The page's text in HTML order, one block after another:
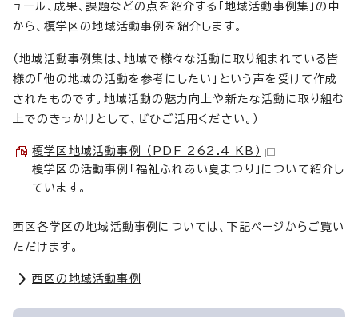
ュール、成果、課題などの点を紹介する「地域活動事例集」の中
から、榎学区の地域活動事例を紹介します。
（地域活動事例集は、地域で様々な活動に取り組まれている皆
様の「他の地域の活動を参考にしたい」という声を受けて作成
されたものです。地域活動の魅力向上や新たな活動に取り組む
上でのきっかけとして、ぜひご活用ください。）
榎学区地域活動事例 （PDF 262.4 KB）
榎学区の活動事例「福祉ふれあい夏まつり」について紹介し
ています。
西区各学区の地域活動事例については、下記ページからご覧い
ただけます。
西区の地域活動事例